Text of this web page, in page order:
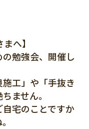
へ】
の勉強会、開催し
工」や「手抜き
ません。
宅のことですか